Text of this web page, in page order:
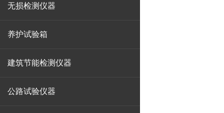
无损检测仪器
养护试验箱
建筑节能检测仪器
公路试验仪器